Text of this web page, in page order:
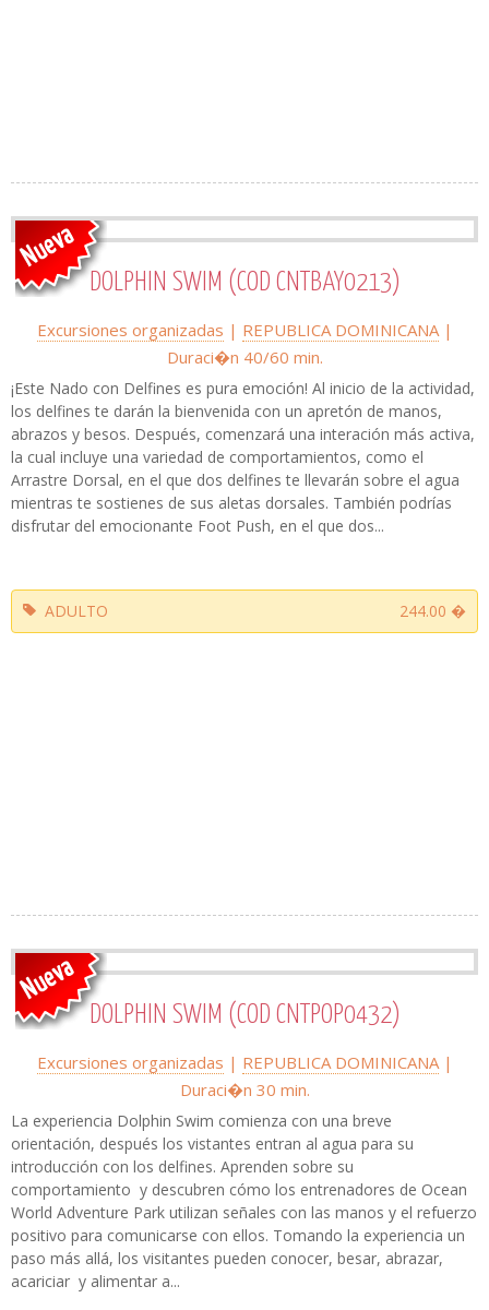
DOLPHIN SWIM (COD CNTBAY0213)
Excursiones organizadas | REPUBLICA DOMINICANA|
Duraci�n 40/60 min.
¡Este Nado con Delfines es pura emoción! Al inicio de la actividad,
los delfines te darán la bienvenida con un apretón de manos,
abrazos y besos. Después, comenzará una interación más activa,
la cual incluye una variedad de comportamientos, como el
Arrastre Dorsal, en el que dos delfines te llevarán sobre el agua
mientras te sostienes de sus aletas dorsales. También podrías
disfrutar del emocionante Foot Push, en el que dos...
ADULTO 244.00 �
DOLPHIN SWIM (COD CNTPOP0432)
Excursiones organizadas | REPUBLICA DOMINICANA|
Duraci�n 30 min.
La experiencia Dolphin Swim comienza con una breve
orientación, después los vistantes entran al agua para su
introducción con los delfines. Aprenden sobre su
comportamiento y descubren cómo los entrenadores de Ocean
World Adventure Park utilizan señales con las manos y el refuerzo
positivo para comunicarse con ellos. Tomando la experiencia un
paso más allá, los visitantes pueden conocer, besar, abrazar,
acariciar y alimentar a...